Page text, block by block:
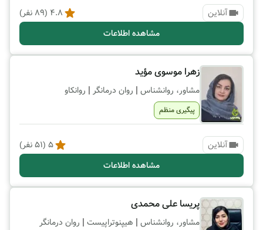
آنلاین 4.8
(
89 نفر)
مشاهده اطلاعات
زهرا موسوی مؤید
مشاور، روانشناس | روان درمانگر | روانکاو
پیگیری منظم
آنلاین 5
(
51نفر)
مشاهده اطلاعات
پریسا علی محمدی
مشاور، روانشناس | هیپنوتراپیست | روان درمانگر